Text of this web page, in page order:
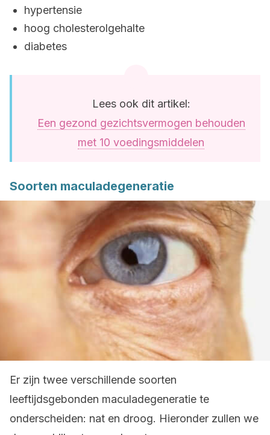
hypertensie
hoog cholesterolgehalte
diabetes
Lees ook dit artikel:
Een gezond gezichtsvermogen behouden
met 10 voedingsmiddelen
Soorten maculadegeneratie
Er zijn twee verschillende soorten
leeftijdsgebonden maculadegeneratie te
onderscheiden: nat en droog. Hieronder zullen we